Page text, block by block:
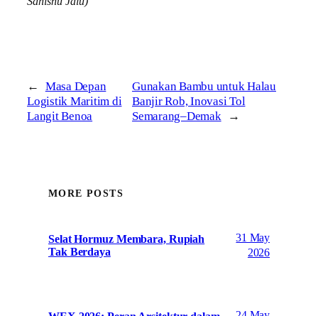
←
Masa Depan
Logistik Maritim di
Langit Benoa
Gunakan Bambu untuk Halau
Banjir Rob, Inovasi Tol
Semarang–Demak
→
MORE POSTS
Selat Hormuz Membara, Rupiah
Tak Berdaya
31 May
2026